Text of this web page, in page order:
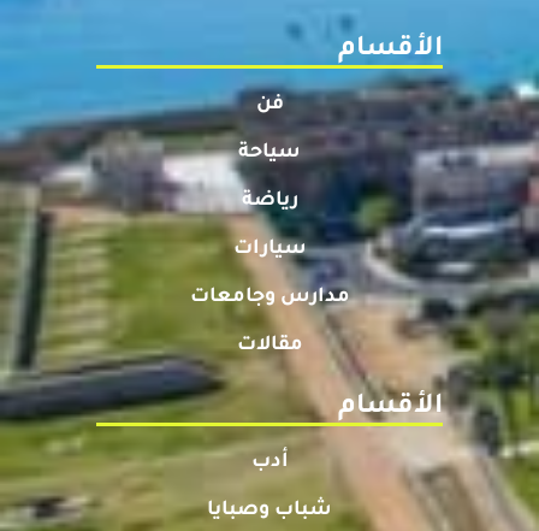
الأقسام
فن
سياحة
رياضة
سيارات
مدارس وجامعات
مقالات
الأقسام
أدب
شباب وصبايا